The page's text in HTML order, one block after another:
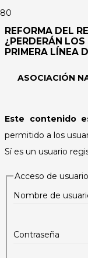
REFORMA DEL
¿PERDERÁN
PRIMERA LÍNEA
ASOCIACIÓN
Este contenido
permitido a los
Sí es un usuario
Acceso de
Nombre de
Contraseña